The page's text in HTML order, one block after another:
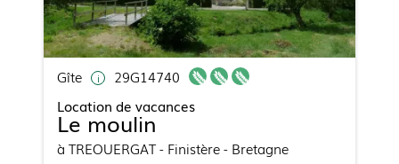
Gîte
29G14740
Location de vacances
Le moulin
à TREOUERGAT- Finistère - Bretagne